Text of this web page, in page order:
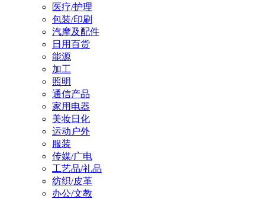
医疗/护理
包装/印刷
汽摩及配件
日用百货
能源
加工
照明
通信产品
家用电器
美妆日化
运动户外
服装
传媒/广电
工艺品/礼品
纺织/皮革
办公/文教